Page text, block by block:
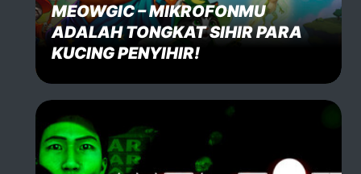
MEOWGIC – MIKROFONMU
ADALAH TONGKAT SIHIR PARA
KUCING PENYIHIR!